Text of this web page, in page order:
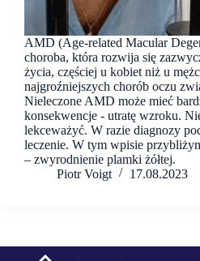
AMD (Age-related Macular
choroba, która rozwija się
życia, częściej u kobiet niż u
najgroźniejszych chorób oczu
Nieleczone AMD może mieć
konsekwencje - utratę wzroku.
lekceważyć. W razie diagnozy
leczenie. W tym wpisie
– zwyrodnienie plamki żółtej.
Piotr Voigt
17.08.2023